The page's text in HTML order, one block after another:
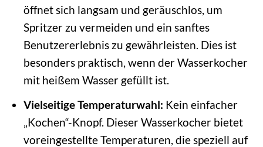
öffnet sich langsam und geräuschlos, um
Spritzer zu vermeiden und ein sanftes
Benutzererlebnis zu gewährleisten. Dies ist
besonders praktisch, wenn der Wasserkocher
mit heißem Wasser gefüllt ist.
Vielseitige Temperaturwahl: Kein einfacher
„Kochen“-Knopf. Dieser Wasserkocher bietet
voreingestellte Temperaturen, die speziell auf